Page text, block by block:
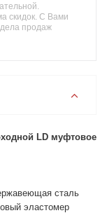
скидок. С Вами
продаж
LD муфтовое
сталь
эластомер